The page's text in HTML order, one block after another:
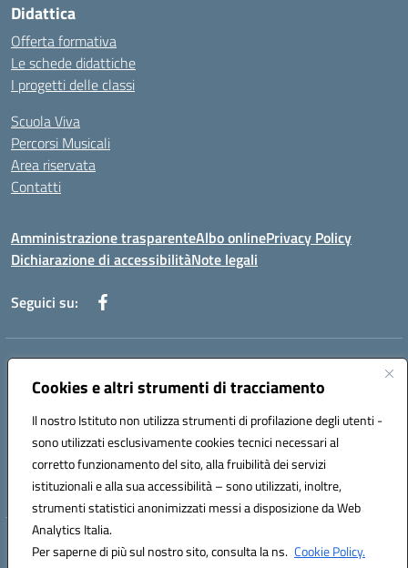
Cookies e altri strumenti di tracciamento
Il nostro Istituto non utilizza strumenti di profilazione degli utenti -
sono utilizzati esclusivamente cookies tecnici necessari al
corretto funzionamento del sito, alla fruibilità dei servizi
istituzionali e alla sua accessibilità – sono utilizzati, inoltre,
strumenti statistici anonimizzati messi a disposizione da Web
Analytics Italia.
Per saperne di più sul nostro sito, consulta la ns. Cookie Policy.
Didattica
Offerta formativa
Le schede didattiche
I progetti delle classi
Scuola Viva
Percorsi Musicali
Area riservata
Contatti
Amministrazione trasparenteAlbo onlinePrivacy Policy
Dichiarazione di accessibilitàNote legali
Seguici su:
Indirizzo:
Centralino:089868360 Email:saic857007@istruzione.it
Codice fiscale: 80025860653
Codice meccanografico:
SAIC857007
Codice Indice delle Pubbliche Amministrazioni (IPA): istsc_saic857007
Hosting & Powered by 3D Solution S.r.l.